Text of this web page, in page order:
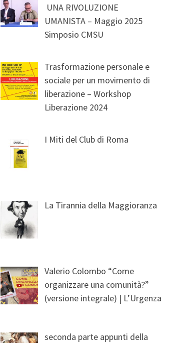
UNA RIVOLUZIONE
UMANISTA – Maggio 2025
Simposio CMSU
Trasformazione personale e
sociale per un movimento di
liberazione – Workshop
Liberazione 2024
I Miti del Club di Roma
La Tirannia della Maggioranza
Valerio Colombo “Come
organizzare una comunità?”
(versione integrale) | L’Urgenza
seconda parte appunti della